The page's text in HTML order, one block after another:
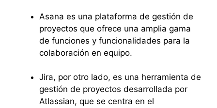
Asana es una plataforma de gestión de
proyectos que ofrece una amplia gama
de funciones y funcionalidades para la
colaboración en equipo.
Jira, por otro lado, es una herramienta de
gestión de proyectos desarrollada por
Atlassian, que se centra en el